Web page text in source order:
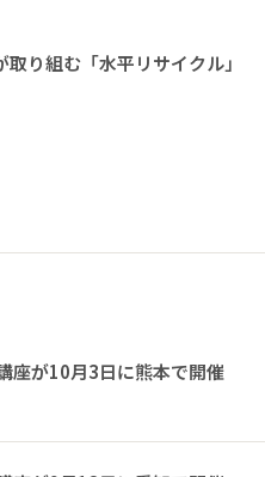
り組む「水平リサイクル」
座が10月3日に熊本で開催